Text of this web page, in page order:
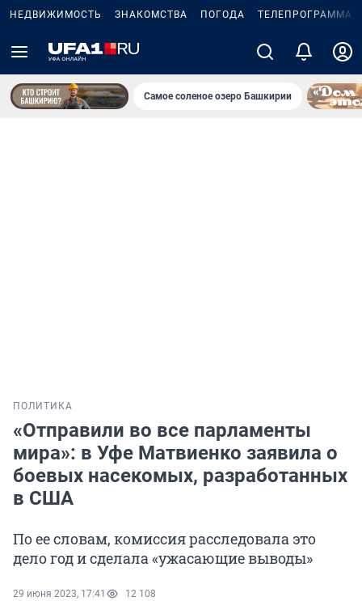
НЕДВИЖИМОСТЬ ЗНАКОМСТВА ПОГОДА ТЕЛЕПРОГРАММА
Самое соленое озеро Башкирии
ПОЛИТИКА
«Отправили во все парламенты
мира»: в Уфе Матвиенко заявила о
боевых насекомых, разработанных
в США
По ее словам, комиссия расследовала это
дело год и сделала «ужасающие выводы»
29 июня 2023, 17:41 12 108